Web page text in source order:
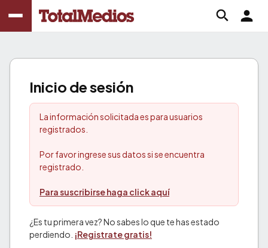
Inicio de sesión
La información solicitada es para usuarios
registrados.
Por favor ingrese sus datos si se encuentra
registrado.
Para suscribirse haga click aquí
¿Es tu primera vez? No sabes lo que te has estado
perdiendo. ¡Registrate gratis!